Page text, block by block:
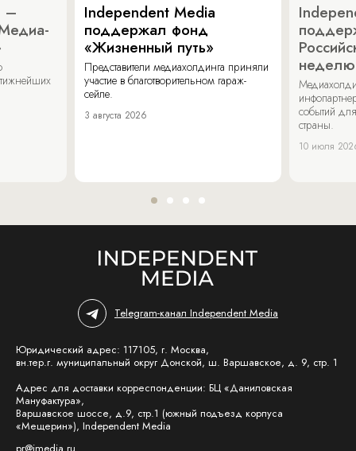
–
Independent Media
поддержал фонд
«Жизненный путь»
Представители медиахолдинга приняли
участие в благотворительном гараж-
сейле.
3 августа 2026
неделю
событий
страны.
10 июля
Telegram-канал Independent Media
Юридический адрес: 117105, г. Москва,
вн.тер.г. муниципальный округ Донской, ш. Варшавское, д. 9, стр. 1
Адрес для доставки корреспонденции: БЦ «Даниловская
Мануфактура»,
Варшавское шоссе, д.9, стр.1 (южный подъезд корпуса
«Мещерин»), Independent Media